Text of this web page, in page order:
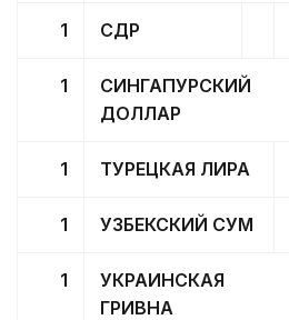
1 СДР
1
СИНГАПУРСКИЙ
ДОЛЛАР
1 ТУРЕЦКАЯ ЛИРА
1 УЗБЕКСКИЙ СУМ
1
УКРАИНСКАЯ
ГРИВНА